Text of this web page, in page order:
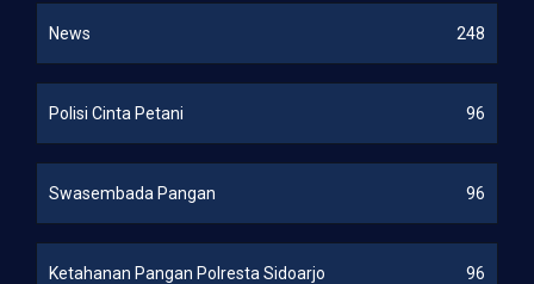
News 248
Polisi Cinta Petani 96
Swasembada Pangan 96
Ketahanan Pangan Polresta Sidoarjo 96